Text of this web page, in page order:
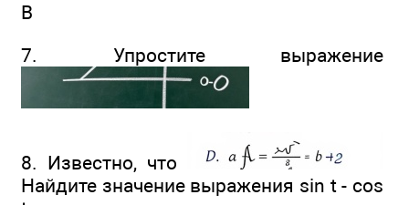
В
7. Упростите выражение
8. Известно, что
Найдите значение выражения sin t - cos